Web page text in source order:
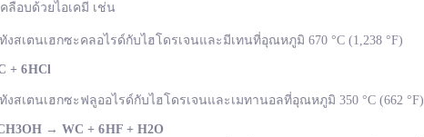
ลือบด้วยไอเคมี เช่น
งสเตนเฮกซะคลอไรด์กับไฮโดรเจนและมีเทนที่อุณหภูมิ 670 °C (1,238 °F)
+ 6 HCl
งสเตนเฮกซะฟลูออไรด์กับไฮโดรเจนและเมทานอลที่อุณหภูมิ 350 °C (662 °F)
3OH → WC + 6 HF + H2O